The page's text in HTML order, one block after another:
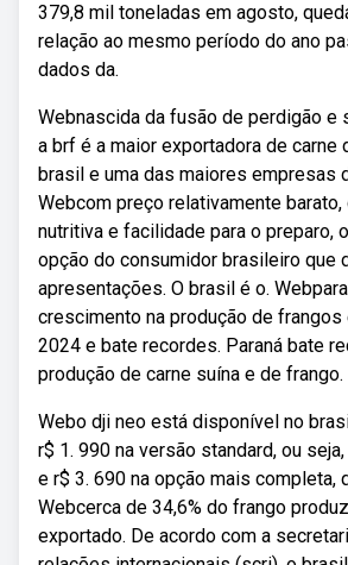
379,8 mil toneladas em agosto,
relação ao mesmo período do ano
dados da.
Webnascida da fusão de perdigão e
a brf é a maior exportadora de carne
brasil e uma das maiores empresas
Webcom preço relativamente barato,
nutritiva e facilidade para o preparo,
opção do consumidor brasileiro que
apresentações. O brasil é o.
crescimento na produção de
2024 e bate recordes. Paraná bate
produção de carne suína e de frango.
Webo dji neo está disponível no
r$ 1. 990 na versão standard, ou
e r$ 3. 690 na opção mais completa,
Webcerca de 34,6% do frango
exportado. De acordo com a